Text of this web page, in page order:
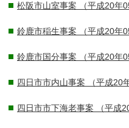
松阪市山室事案 （平成20年
鈴鹿市稲生事案 （平成20年
鈴鹿市国分事案 （平成20年
四日市市内山事案 （平成20
四日市市下海老事案 （平成